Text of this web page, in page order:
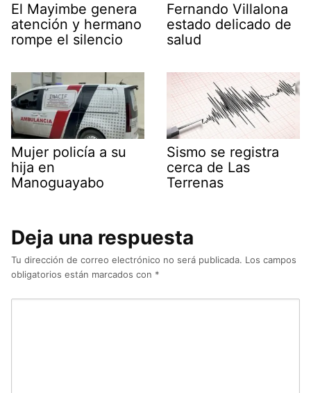
El Mayimbe genera
atención y hermano
rompe el silencio
Fernando Villalona
estado delicado de
salud
Mujer policía a su
hija en
Manoguayabo
Sismo se registra
cerca de Las
Terrenas
Deja una respuesta
Tu dirección de correo electrónico no será publicada. Los campos
obligatorios están marcados con *